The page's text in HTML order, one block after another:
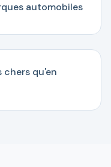
automobiles
chers qu'en